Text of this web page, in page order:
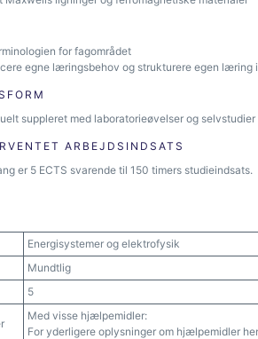
for fagområdet
egne læringsbehov og strukturere egen læring
suppleret med laboratorieøvelser og
ARBEJDSINDSATS
er 5 ECTS svarende til 150 timers studieindsats.
Energisystemer og elektrofysik
Mundtlig
5
Med visse hjælpemidler:
For yderligere oplysninger om hjælpemidler